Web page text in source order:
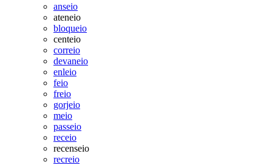
anseio
ateneio
bloqueio
centeio
correio
devaneio
enleio
feio
freio
gorjeio
meio
passeio
receio
recenseio
recreio